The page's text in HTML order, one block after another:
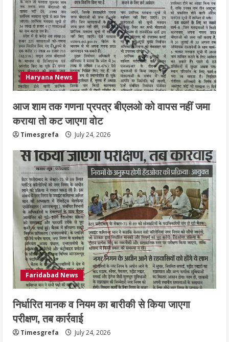
Haryana News
आज शाम तक गणना प्रपत्र बीएलओ को वापस नहीं जमा
कराया तो कट जाएगा वोट
Timesgrefa July 24, 2026
Faridabad News
निर्धारित मानक व नियम का बारीकी से किया जाएगा
परीक्षण, तब कार्रवाई
Timesgrefa July 24, 2026